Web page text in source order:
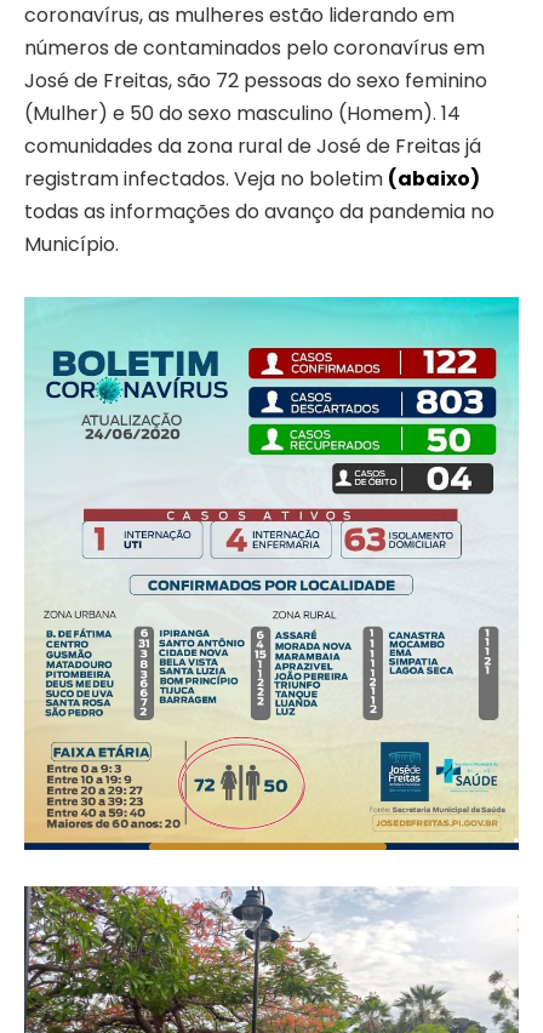
coronavírus, as mulheres estão liderando em
números de contaminados pelo coronavírus em
José de Freitas, são 72 pessoas do sexo feminino
(Mulher) e 50 do sexo masculino (Homem). 14
comunidades da zona rural de José de Freitas já
registram infectados. Veja no boletim (abaixo)
todas as informações do avanço da pandemia no
Município.